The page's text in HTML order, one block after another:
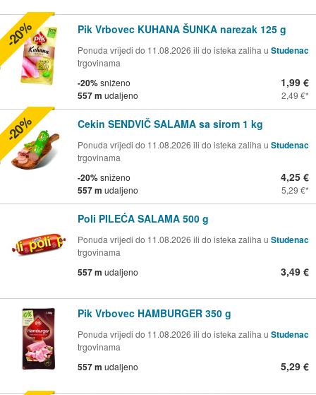
Pik Vrbovec KUHANA ŠUNKA narezak 125 g
Ponuda vrijedi do 11.08.2026 ili do isteka zaliha u Studenac
trgovinama
-20%sniženo
557 m udaljeno
1,99 €
2,49 €
-20%
Cekin SENDVIČ SALAMA sa sirom 1 kg
Ponuda vrijedi do 11.08.2026 ili do isteka zaliha u Studenac
trgovinama
-20%sniženo
557 m udaljeno
4,25 €
5,29 €
-20%
Poli PILEĆA SALAMA 500 g
Ponuda vrijedi do 11.08.2026 ili do isteka zaliha u Studenac
trgovinama
557 m udaljeno 3,49 €
Pik Vrbovec HAMBURGER 350 g
Ponuda vrijedi do 11.08.2026 ili do isteka zaliha u Studenac
trgovinama
557 m udaljeno 5,29 €